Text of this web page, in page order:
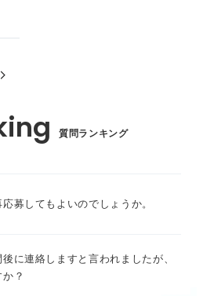
質問ランキング
募してもよいのでしょうか。
に連絡しますと言われましたが、
？